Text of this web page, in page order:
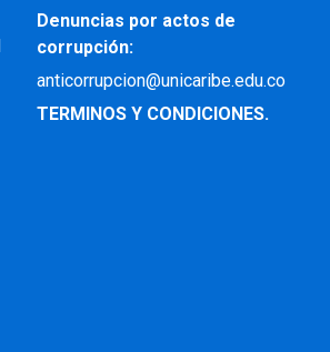
Denuncias por actos de
corrupción:
anticorrupcion@unicaribe.edu.co
TERMINOS Y CONDICIONES.